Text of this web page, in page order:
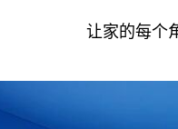
让家的每个